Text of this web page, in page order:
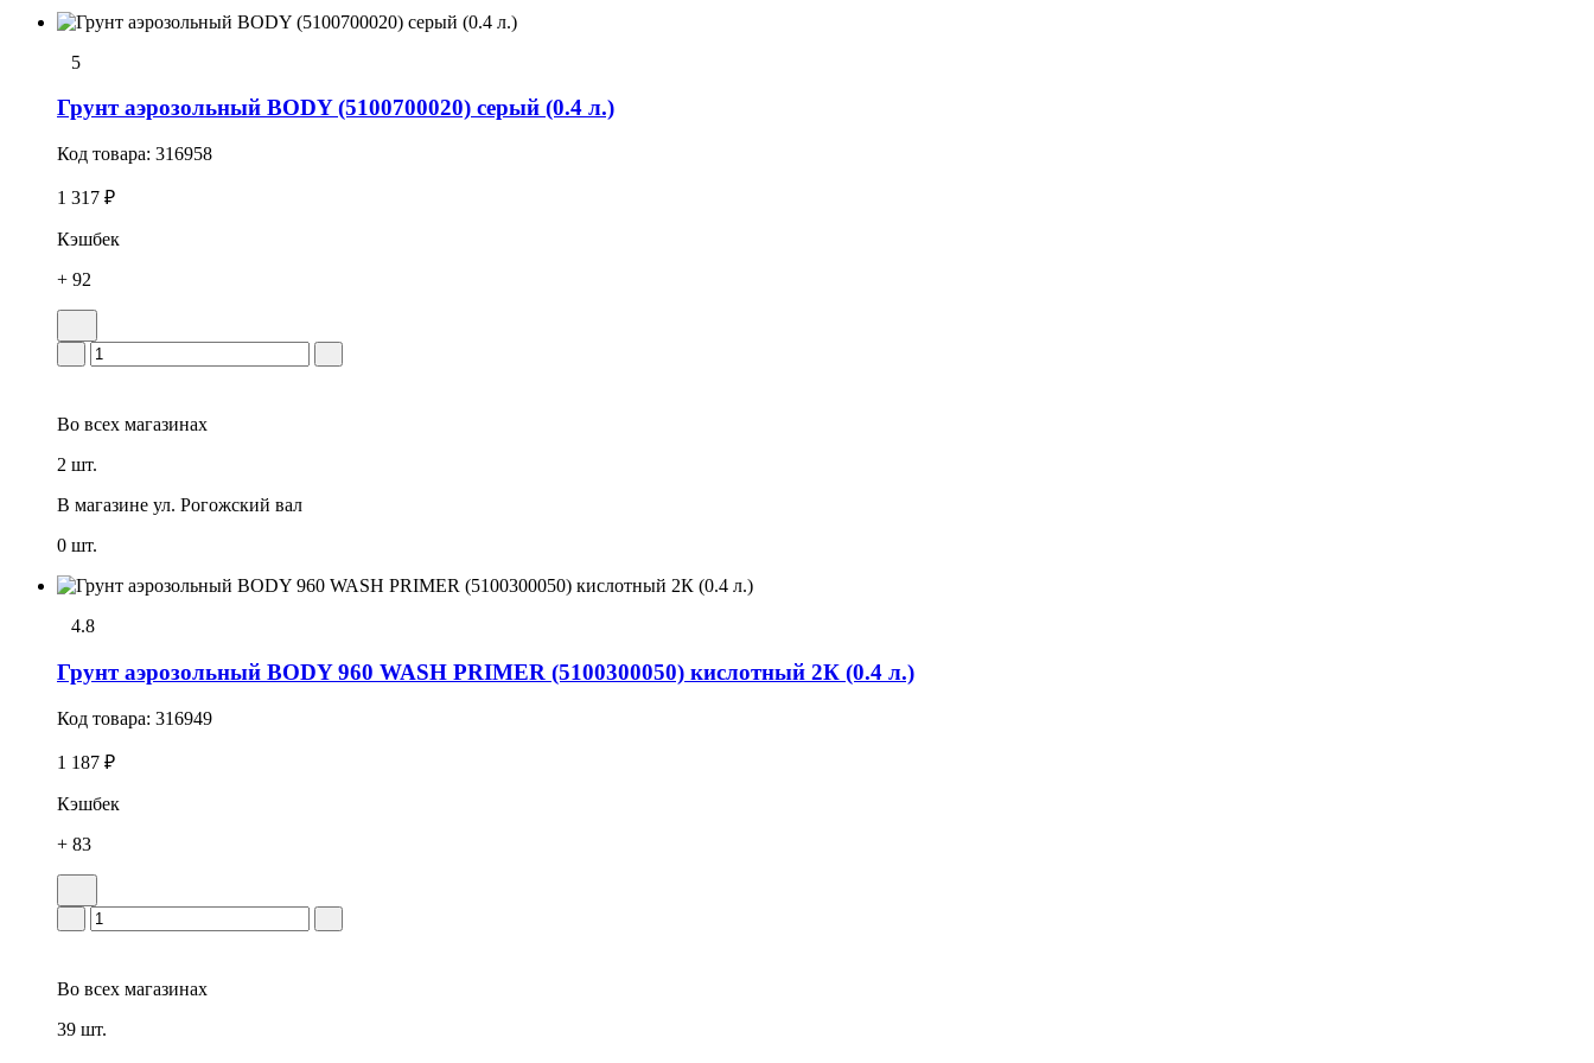
5
Грунт аэрозольный BODY (5100700020) серый (0.4 л.)
Код товара: 316958
1 317 ₽
Кэшбек
+ 92
Во всех магазинах
2 шт.
В магазине ул. Рогожский вал
0 шт.
4.8
Грунт аэрозольный BODY 960 WASH PRIMER (5100300050) кислотный 2К (0.4 л.)
Код товара: 316949
1 187 ₽
Кэшбек
+ 83
Во всех магазинах
39 шт.